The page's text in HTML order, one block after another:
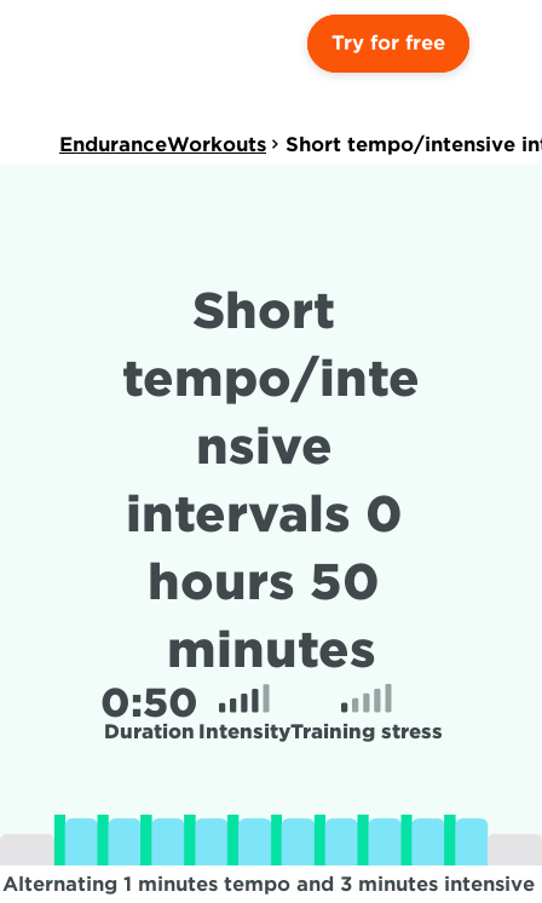
Try for free
EnduranceWorkouts Short tempo/intensive
Short
tempo/inte
nsive
intervals 0
hours 50
minutes
0:50
Duration IntensityTraining stress
Alternating 1 minutes tempo and 3 minutes intensive